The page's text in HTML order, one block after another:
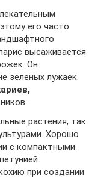
его часто
высаживается
Он
зеленых лужаек.
растения, так
Хорошо
с компактными
при создании